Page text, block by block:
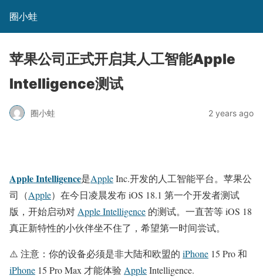
圈小蛙
苹果公司正式开启其人工智能Apple
Intelligence测试
圈小蛙 2 years ago
Apple Intelligence是AppleInc.开发的人工智能平台。苹果公
司（Apple）在今日凌晨发布 iOS 18.1 第一个开发者测试
版，开始启动对 Apple Intelligence 的测试。一直苦等 iOS 18
真正新特性的小伙伴坐不住了，希望第一时间尝试。
⚠️ 注意：你的设备必须是非大陆和欧盟的 iPhone 15 Pro 和
iPhone 15 Pro Max 才能体验 AppleIntelligence.